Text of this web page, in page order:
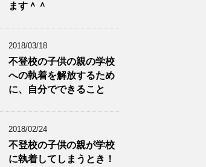
ます＾＾
2018/03/18
不登校の子供の親の学校
への執着を解放するため
に、自分でできること
2018/02/24
不登校の子供の親が学校
に執着してしまうとき！